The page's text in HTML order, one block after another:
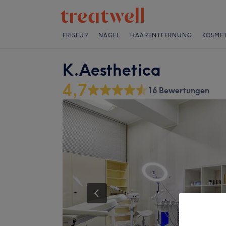
FRISEUR NÄGEL HAARENTFERNUNG
K.Aesthetica
4,7 16 Bewertungen